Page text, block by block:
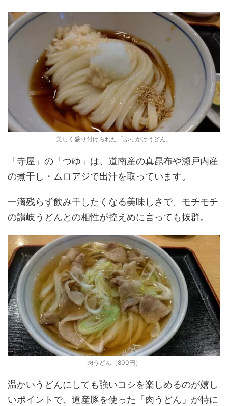
美しく盛り付けられた「ぶっかけうどん」
「寺屋」の「つゆ」は、道南産の真昆布や瀬戸内産
の煮干し・ムロアジで出汁を取っています。
一滴残らず飲み干したくなる美味しさで、モチモチ
の讃岐うどんとの相性が控えめに言っても抜群。
肉うどん（800円）
温かいうどんにしても強いコシを楽しめるのが嬉し
いポイントで、道産豚を使った「肉うどん」が特に